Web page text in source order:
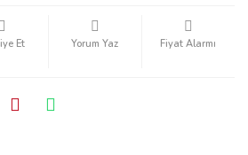
Et Yorum Yaz Fiyat Alarmı